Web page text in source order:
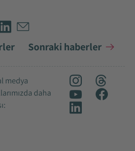
Sonraki haberler
medya
daha